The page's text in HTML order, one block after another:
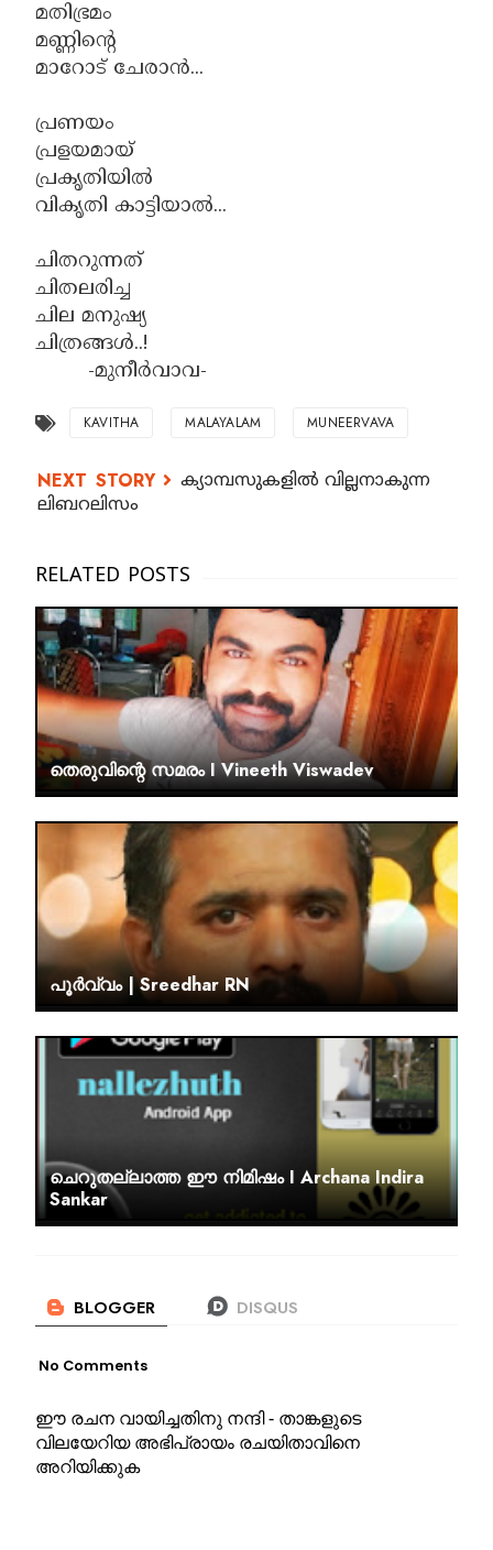
മതിഭ്രമം
മണ്ണിന്റെ
മാറോട് ചേരാന്‍...
പ്രണയം
പ്രളയമായ്
പ്രകൃതിയില്‍
വികൃതി കാട്ടിയാല്‍...
ചിതറുന്നത്
ചിതലരിച്ച
ചില മനുഷ്യ
ചിത്രങ്ങള്‍..!
-മുനീര്‍വാവ-
KAVITHA MALAYALAM MUNEERVAVA
ക്യാമ്പസുകളിൽ വില്ലനാകുന്ന
ലിബറലിസം
തെരുവിന്റെ സമരം I Vineeth Viswadev
പൂർവ്വം | Sreedhar RN
ചെറുതല്ലാത്ത ഈ നിമിഷം I Archana Indira
Sankar
No Comments
ഈ രചന വായിച്ചതിനു നന്ദി - താങ്കളുടെ
വിലയേറിയ അഭിപ്രായം രചയിതാവിനെ
അറിയിക്കുക